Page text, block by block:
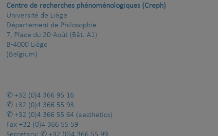
Centre de recherches phénoménologiques (Creph)
Université de Liège
Département de Philosophie
7, Place du 20-Août (Bât. A1)
B-4000 Liège
(Belgium)
+32 (0)4 366 95 16
+32 (0)4 366 55 93
+32 (0)4 366 55 64 (aesthetics)
Fax +32 (0)4 366 55 59